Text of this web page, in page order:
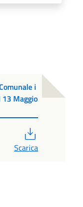
i
Maggio
Scarica